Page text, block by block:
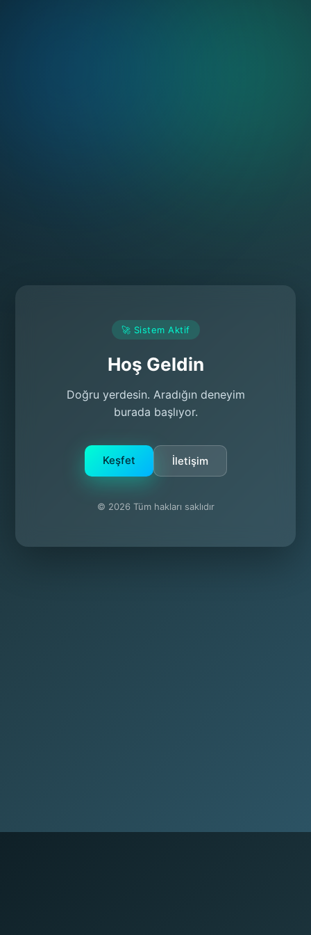
🚀 Sistem Aktif
Hoş Geldin
Doğru yerdesin. Aradığın deneyim
burada başlıyor.
Keşfet İletişim
© 2026 Tüm hakları saklıdır